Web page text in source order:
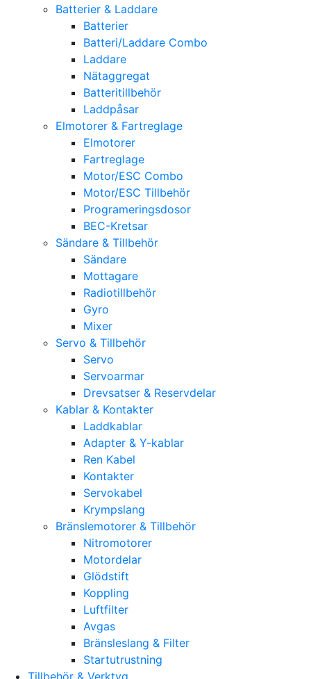
Batterier & Laddare
Batterier
Batteri/Laddare Combo
Laddare
Nätaggregat
Batteritillbehör
Laddpåsar
Elmotorer & Fartreglage
Elmotorer
Fartreglage
Motor/ESC Combo
Motor/ESC Tillbehör
Programeringsdosor
BEC-Kretsar
Sändare & Tillbehör
Sändare
Mottagare
Radiotillbehör
Gyro
Mixer
Servo & Tillbehör
Servo
Servoarmar
Drevsatser & Reservdelar
Kablar & Kontakter
Laddkablar
Adapter & Y-kablar
Ren Kabel
Kontakter
Servokabel
Krympslang
Bränslemotorer & Tillbehör
Nitromotorer
Motordelar
Glödstift
Koppling
Luftfilter
Avgas
Bränsleslang & Filter
Startutrustning
Tillbehör & Verktyg